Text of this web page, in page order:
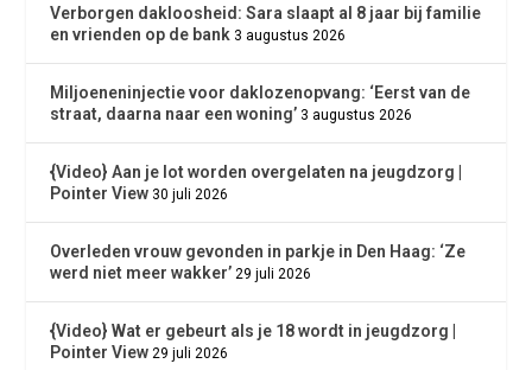
Verborgen dakloosheid: Sara slaapt al 8 jaar bij familie
en vrienden op de bank 3 augustus 2026
Miljoeneninjectie voor daklozenopvang: ‘Eerst van de
straat, daarna naar een woning’ 3 augustus 2026
{Video} Aan je lot worden overgelaten na jeugdzorg |
Pointer View 30 juli 2026
Overleden vrouw gevonden in parkje in Den Haag: ‘Ze
werd niet meer wakker’ 29 juli 2026
{Video} Wat er gebeurt als je 18 wordt in jeugdzorg |
Pointer View 29 juli 2026